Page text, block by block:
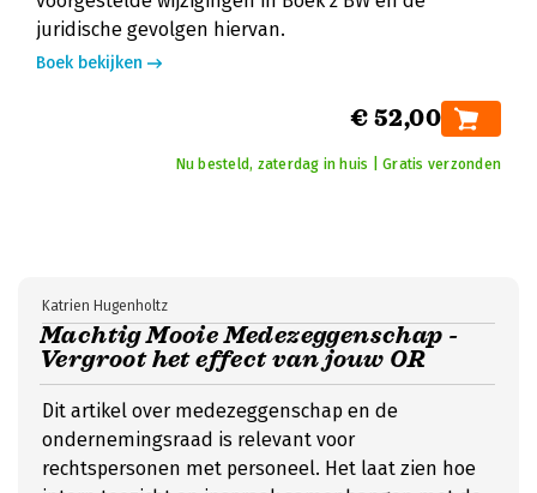
juridische gevolgen hiervan.
Boek bekijken
€ 52,00
Nu besteld, zaterdag in huis | Gratis verzonden
Machtig Mooie Medezeggenschap -
Vergroot het effect van jouw OR
Katrien Hugenholtz
Dit artikel over medezeggenschap en de
ondernemingsraad is relevant voor
rechtspersonen met personeel. Het laat zien hoe